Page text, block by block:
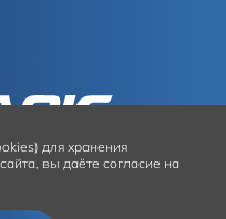
для хранения
вы даёте согласие на